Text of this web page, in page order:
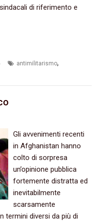
di riferimento e
antimilitarismo,
Gli avvenimenti recenti
in Afghanistan hanno
colto di sorpresa
un’opinione pubblica
fortemente distratta ed
inevitabilmente
scarsamente
termini diversi da più di